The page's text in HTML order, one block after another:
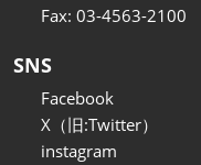
Fax: 03-4563-2100
SNS
Facebook
X（旧:Twitter）
instagram